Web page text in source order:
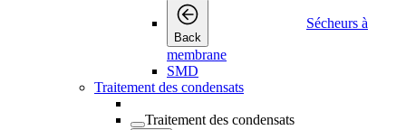
Back
Sécheurs à
membrane
SMD
Traitement des condensats
Traitement des condensats